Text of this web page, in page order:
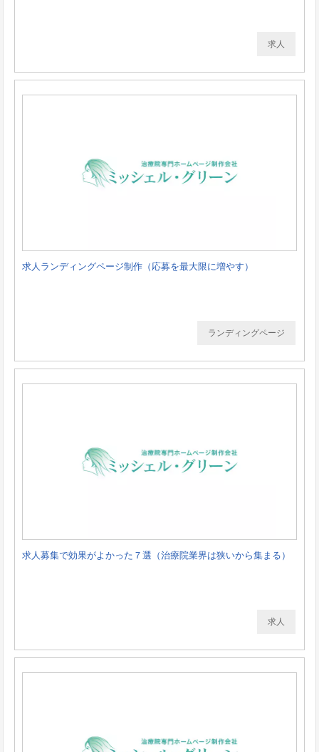
求人
求人ランディングページ制作（応募を最大限に増やす）
ランディングページ
求人募集で効果がよかった７選（治療院業界は狭いから集まる）
求人